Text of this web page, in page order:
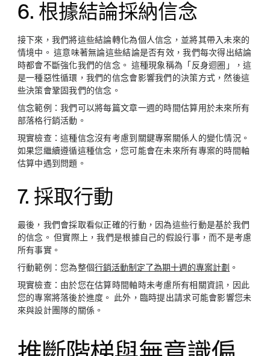
6. 根據結論採納信念
接下來，我們將這些結論轉化為個人信念，並將其帶入未來的
情境中。 這意味著無論這些結論是否有效，我們每次得出結論
時都會不斷強化我們的信念。 這種現象稱為「反身迴圈」，這
是一種惡性循環，我們的信念會影響我們的決策方式，然後這
些決策會鞏固我們的信念。
信念範例：我們可以將每篇文章一週的時間估算用於未來所有
部落格行銷活動。
現實檢查：這種信念沒有考慮到關鍵專案關係人的變化情況。
如果您繼續遵循這種信念，您可能會在未來所有專案的時間軸
估算中遇到問題。
7. 採取行動
最後，我們會採取看似正確的行動，因為這些行動是基於我們
的信念。 但實際上，我們是根據自己的假設行事，而不是考慮
所有事實。
行動範例：您為整個行銷活動制定了為期十週的專案計劃 。
現實檢查： 由於您在估算時間軸時未考慮所有相關資訊，因此
您的專案將落後於進度。 此外，臨時提出請求可能會影響您未
來與設計團隊的關係。